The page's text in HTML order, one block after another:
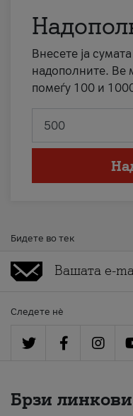
Внесете ја
надополните. Ве
помеѓу 100 и
Бидете во тек
Следете нè
Брзи линкови